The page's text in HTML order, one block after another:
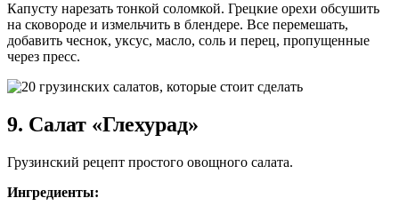
Капусту нарезать тонкой соломкой. Грецкие орехи обсушить
на сковороде и измельчить в блендере. Все перемешать,
добавить чеснок, уксус, масло, соль и перец, пропущенные
через пресс.
9. Салат «Глехурад»
Грузинский рецепт простого овощного салата.
Ингредиенты: